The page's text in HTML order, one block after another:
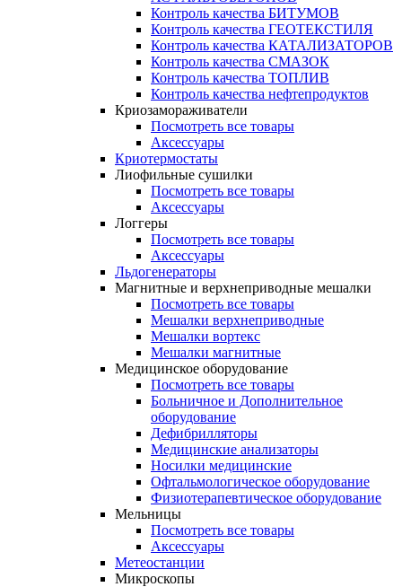
Контроль качества БИТУМОВ
Контроль качества ГЕОТЕКСТИЛЯ
Контроль качества КАТАЛИЗАТОРОВ
Контроль качества СМАЗОК
Контроль качества ТОПЛИВ
Контроль качества нефтепродуктов
Криозамораживатели
Посмотреть все товары
Аксессуары
Криотермостаты
Лиофильные сушилки
Посмотреть все товары
Аксессуары
Логгеры
Посмотреть все товары
Аксессуары
Льдогенераторы
Магнитные и верхнеприводные мешалки
Посмотреть все товары
Мешалки верхнеприводные
Мешалки вортекс
Мешалки магнитные
Медицинское оборудование
Посмотреть все товары
Больничное и Дополнительное
оборудование
Дефибрилляторы
Медицинские анализаторы
Носилки медицинские
Офтальмологическое оборудование
Физиотерапевтическое оборудование
Мельницы
Посмотреть все товары
Аксессуары
Метеостанции
Микроскопы